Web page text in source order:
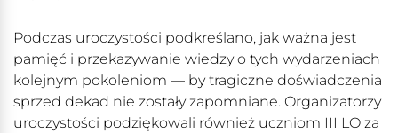
Podczas uroczystości podkreślano, jak ważna jest
pamięć i przekazywanie wiedzy o tych wydarzeniach
kolejnym pokoleniom — by tragiczne doświadczenia
sprzed dekad nie zostały zapomniane. Organizatorzy
uroczystości podziękowali również uczniom III LO za